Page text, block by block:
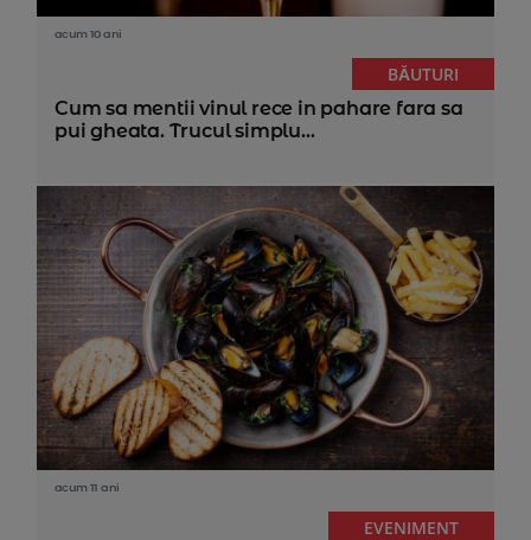
acum 10 ani
BĂUTURI
Cum sa mentii vinul rece in pahare fara sa
pui gheata. Trucul simplu...
acum 11 ani
EVENIMENT